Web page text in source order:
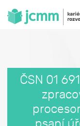
ČSN 01